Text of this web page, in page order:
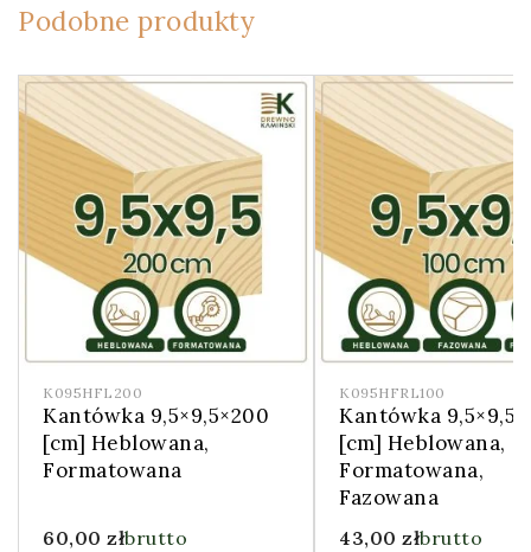
Podobne produkty
K095HFL200
Kantówka 9,5×9,5×200
[cm] Heblowana,
Formatowana
60,00 złbrutto
K095HFRL100
Kantówka
[cm] Heblowana,
Formatowana,
Fazowana
43,00 złbrutto